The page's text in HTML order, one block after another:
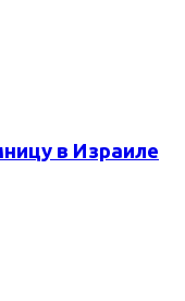
в Израиле